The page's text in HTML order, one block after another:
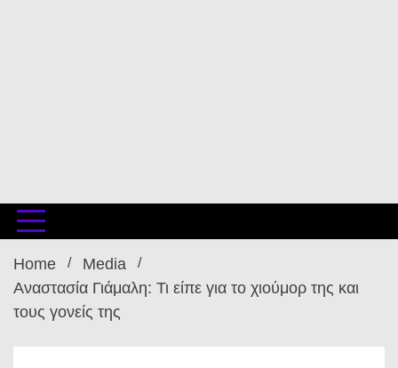
Home
Media
Αναστασία Γιάμαλη: Τι είπε για το χιούμορ της και
τους γονείς της